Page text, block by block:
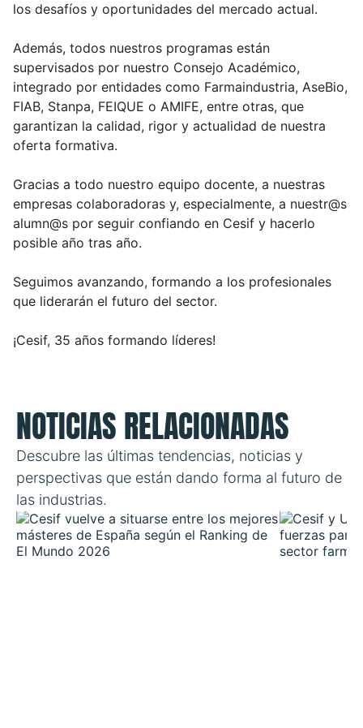
los desafíos y oportunidades del mercado actual.
Además, todos nuestros programas están
supervisados por nuestro Consejo Académico,
integrado por entidades como Farmaindustria, AseBio,
FIAB, Stanpa, FEIQUE o AMIFE, entre otras, que
garantizan la calidad, rigor y actualidad de nuestra
oferta formativa.
Gracias a todo nuestro equipo docente, a nuestras
empresas colaboradoras y, especialmente, a nuestr@s
alumn@s por seguir confiando en Cesif y hacerlo
posible año tras año.
Seguimos avanzando, formando a los profesionales
que liderarán el futuro del sector.
¡Cesif, 35 años formando líderes!
NOTICIAS RELACIONADAS
Descubre las últimas tendencias, noticias y
perspectivas que están dando forma al futuro de
las industrias.